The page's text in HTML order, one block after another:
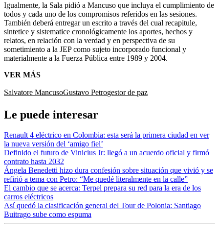
Igualmente, la Sala pidió a Mancuso que incluya el cumplimiento de
todos y cada uno de los compromisos referidos en las sesiones.
También deberá entregar un escrito a través del cual recapitule,
sintetice y sistematice cronológicamente los aportes, hechos y
relatos, en relación con la verdad y en perspectiva de su
sometimiento a la JEP como sujeto incorporado funcional y
materialmente a la Fuerza Pública entre 1989 y 2004.
VER MÁS
Salvatore MancusoGustavo Petrogestor de paz
Le puede interesar
Renault 4 eléctrico en Colombia: esta será la primera ciudad en ver
la nueva versión del ‘amigo fiel’
Definido el futuro de Vinicius Jr: llegó a un acuerdo oficial y firmó
contrato hasta 2032
Ángela Benedetti hizo dura confesión sobre situación que vivió y se
refirió a tema con Petro: “Me quedé literalmente en la calle”
El cambio que se acerca: Terpel prepara su red para la era de los
carros eléctricos
Así quedó la clasificación general del Tour de Polonia: Santiago
Buitrago sube como espuma